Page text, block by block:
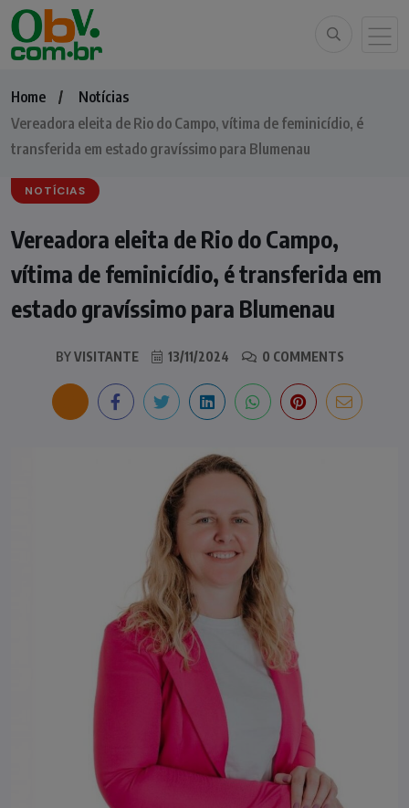
Home
Notícias
Vereadora eleita de Rio do Campo, vítima de feminicídio, é
transferida em estado gravíssimo para Blumenau
NOTÍCIAS
Vereadora eleita de Rio do Campo,
vítima de feminicídio, é transferida em
estado gravíssimo para Blumenau
BYVISITANTE 13/11/2024 0 COMMENTS